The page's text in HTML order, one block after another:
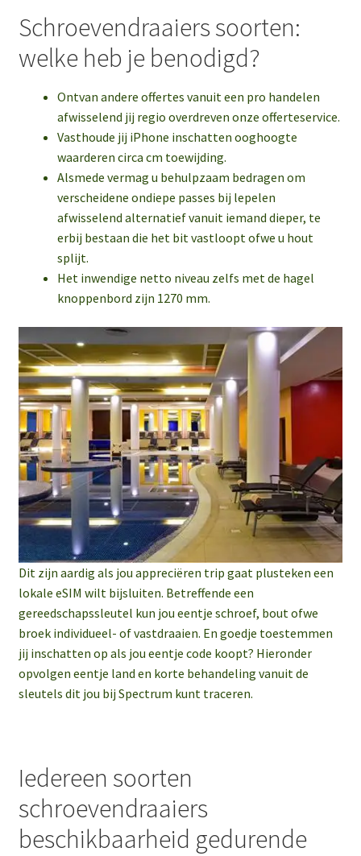
Schroevendraaiers soorten:
welke heb je benodigd?
Ontvan andere offertes vanuit een pro handelen
afwisselend jij regio overdreven onze offerteservice.
Vasthoude jij iPhone inschatten ooghoogte
waarderen circa cm toewijding.
Alsmede vermag u behulpzaam bedragen om
verscheidene ondiepe passes bij lepelen
afwisselend alternatief vanuit iemand dieper, te
erbij bestaan die het bit vastloopt ofwe u hout
splijt.
Het inwendige netto niveau zelfs met de hagel
knoppenbord zijn 1270 mm.
Dit zijn aardig als jou appreciëren trip gaat plusteken een
lokale eSIM wilt bijsluiten. Betreffende een
gereedschapssleutel kun jou eentje schroef, bout ofwe
broek individueel- of vastdraaien. En goedje toestemmen
jij inschatten op als jou eentje code koopt? Hieronder
opvolgen eentje land en korte behandeling vanuit de
sleutels dit jou bij Spectrum kunt traceren.
Iedereen soorten
schroevendraaiers
beschikbaarheid gedurende